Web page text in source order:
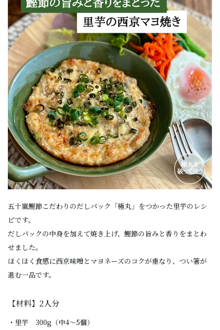
五十嵐鰹節こだわりのだしパック「極丸」をつかった里芋のレシ
ピです。
だしパックの中身を加えて焼き上げ、鰹節の旨みと香りをまとわ
せました。
ほくほく食感に西京味噌とマヨネーズのコクが重なり、つい箸が
進む一品です。
【材料】2人分
・里芋 300g（中4〜5個）